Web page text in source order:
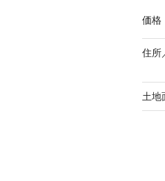
価格
住所
土地